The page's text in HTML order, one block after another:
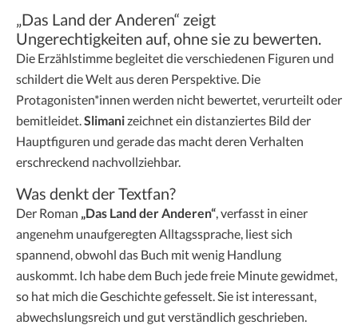
„Das Land der Anderen“ zeigt
Ungerechtigkeiten auf, ohne sie zu bewerten.
Die Erzählstimme begleitet die verschiedenen Figuren und
schildert die Welt aus deren Perspektive. Die
Protagonisten*innen werden nicht bewertet, verurteilt oder
bemitleidet.Slimanizeichnet ein distanziertes Bild der
Hauptfiguren und gerade das macht deren Verhalten
erschreckend nachvollziehbar.
Was denkt der Textfan?
Der Roman „Das Land der Anderen“, verfasst in einer
angenehm unaufgeregten Alltagssprache, liest sich
spannend, obwohl das Buch mit wenig Handlung
auskommt. Ich habe dem Buch jede freie Minute gewidmet,
so hat mich die Geschichte gefesselt. Sie ist interessant,
abwechslungsreich und gut verständlich geschrieben.